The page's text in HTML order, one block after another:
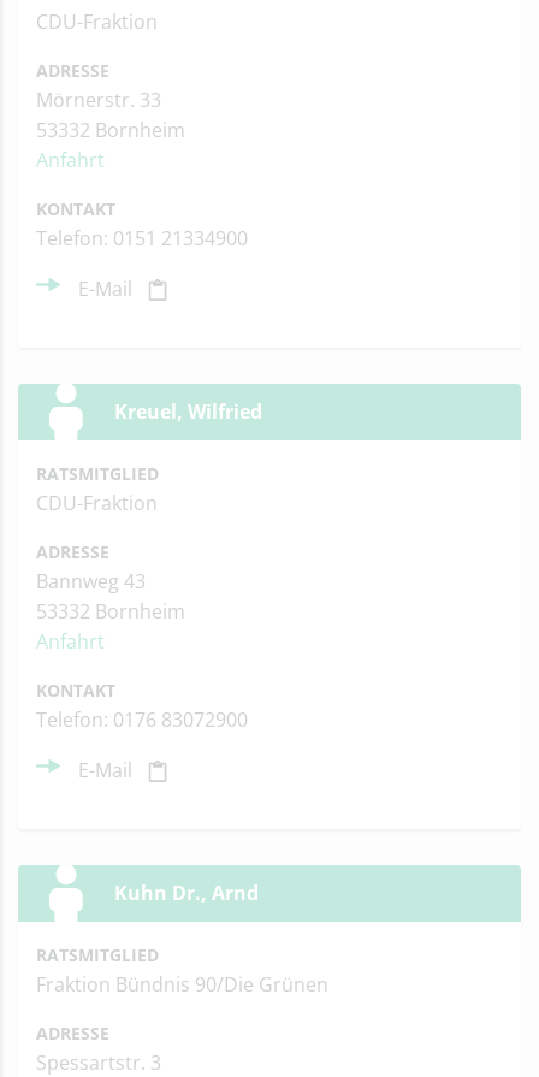
CDU-Fraktion
ADRESSE
Mörnerstr. 33
53332 Bornheim
Anfahrt
KONTAKT
Telefon: 0151 21334900
E-Mail
Kreuel, Wilfried
RATSMITGLIED
CDU-Fraktion
ADRESSE
Bannweg 43
53332 Bornheim
Anfahrt
KONTAKT
Telefon: 0176 83072900
E-Mail
Kuhn Dr., Arnd
RATSMITGLIED
Fraktion Bündnis 90/Die Grünen
ADRESSE
Spessartstr. 3